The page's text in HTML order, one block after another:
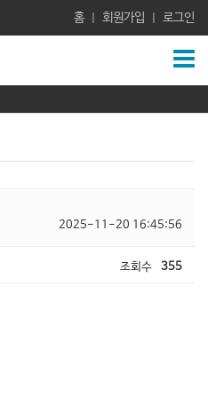
홈 회원가입 로그인
2025-11-20 16:45:56
조회수 355